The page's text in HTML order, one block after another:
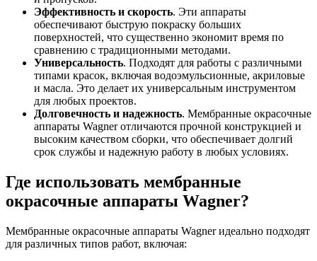
Эффективность и скорость. Эти аппараты
обеспечивают быструю покраску больших
поверхностей, что существенно экономит время по
сравнению с традиционными методами.
Универсальность. Подходят для работы с различными
типами красок, включая водоэмульсионные, акриловые
и масла. Это делает их универсальным инструментом
для любых проектов.
Долговечность и надежность. Мембранные окрасочные
аппараты Wagner отличаются прочной конструкцией и
высоким качеством сборки, что обеспечивает долгий
срок службы и надежную работу в любых условиях.
Где использовать мембранные
окрасочные аппараты Wagner?
Мембранные окрасочные аппараты Wagner идеально подходят
для различных типов работ, включая: